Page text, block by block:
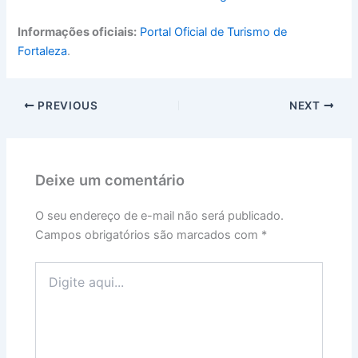
Informações oficiais: Portal Oficial de Turismo de
Fortaleza.
PREVIOUS NEXT
Deixe um comentário
O seu endereço de e-mail não será publicado.
Campos obrigatórios são marcados com *
aqui...